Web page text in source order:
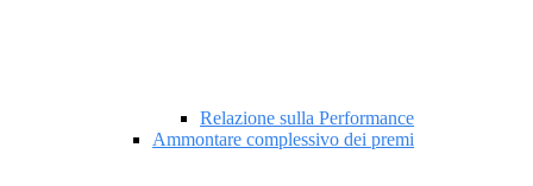
Relazione sulla Performance
Ammontare complessivo dei premi